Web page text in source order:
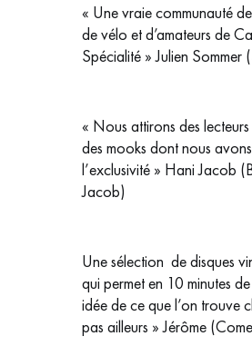
« Une vraie communauté
de vélo et d’amateurs de
Spécialité » Julien Sommer
« Nous attirons des
des mooks dont nous avons
l’exclusivité » Hani Jacob
Jacob)
Une sélection de disques
qui permet en 10 minutes
idée de ce que l’on trouve
pas ailleurs » Jérôme